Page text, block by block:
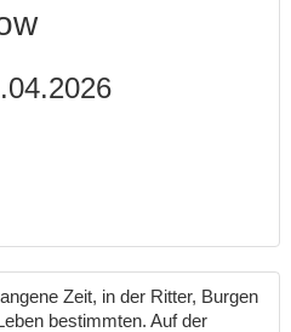
Zeit, in der Ritter, Burgen
bestimmten. Auf der